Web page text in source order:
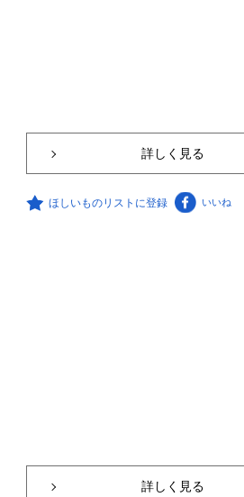
詳しく見る
ほしいものリストに登録 いいね
詳しく見る